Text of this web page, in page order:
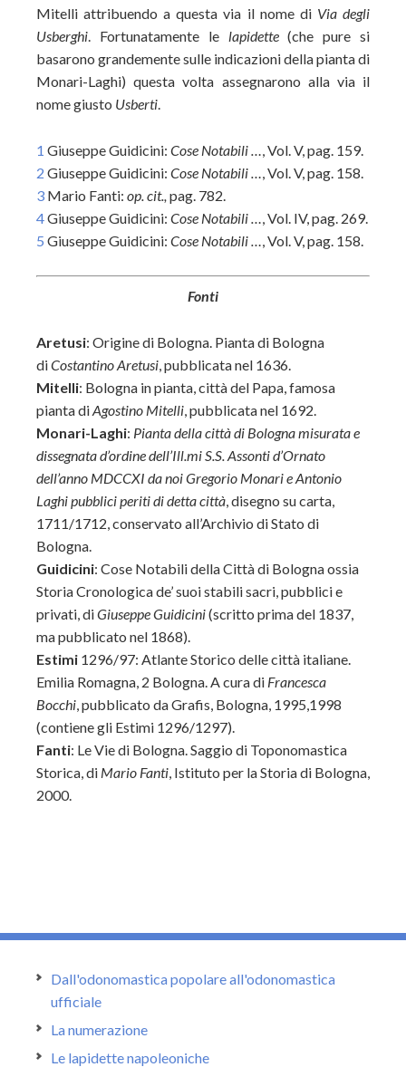
Mitelli attribuendo a questa via il nome di Via degli
Usberghi. Fortunatamente le lapidette(che pure si
basarono grandemente sulle indicazioni della pianta di
Monari-Laghi) questa volta assegnarono alla via il
nome giusto Usberti.
1 Giuseppe Guidicini: Cose Notabili …, Vol. V, pag. 159.
2 Giuseppe Guidicini: Cose Notabili …, Vol. V, pag. 158.
3 Mario Fanti: op. cit., pag. 782.
4Giuseppe Guidicini: Cose Notabili …, Vol. IV, pag. 269.
5 Giuseppe Guidicini: Cose Notabili …, Vol. V, pag. 158.
Fonti
Aretusi: Origine di Bologna. Pianta di Bologna
diCostantino Aretusi, pubblicata nel 1636.
Mitelli: Bologna in pianta, città del Papa, famosa
pianta diAgostino Mitelli, pubblicata nel 1692.
Monari-Laghi: Pianta della città di Bologna misurata e
dissegnata d’ordine dell’Ill.mi S.S. Assonti d’Ornato
dell’anno MDCCXI da noi Gregorio Monari e Antonio
Laghi pubblici periti di detta città, disegno su carta,
1711/1712, conservato all’Archivio di Stato di
Bologna.
Guidicini: Cose Notabili della Città di Bologna ossia
Storia Cronologica de’ suoi stabili sacri, pubblici e
privati, diGiuseppe Guidicini(scritto prima del 1837,
ma pubblicato nel 1868).
Estimi 1296/97: Atlante Storico delle città italiane.
Emilia Romagna, 2 Bologna. A cura di Francesca
Bocchi, pubblicato da Grafis, Bologna, 1995,1998
(contiene gli Estimi 1296/1297).
Fanti: Le Vie di Bologna. Saggio di Toponomastica
Storica, di Mario Fanti, Istituto per la Storia di Bologna,
2000.
Dall'odonomastica popolare all'odonomastica
ufficiale
La numerazione
Le lapidette napoleoniche